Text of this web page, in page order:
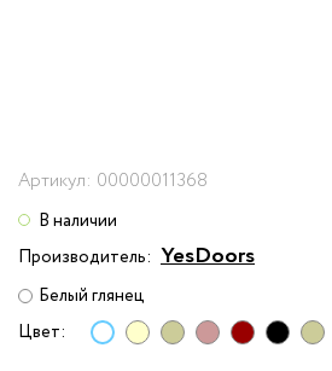
Артикул: 00000011368
В наличии
Производитель: YesDoors
Белый глянец
Цвет: